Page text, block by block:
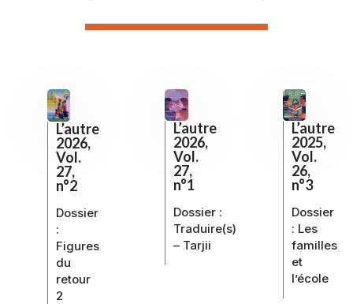
L’autre
2026,
Vol.
27,
n°2
Dossier
:
Figures
du
retour
2
L’autre
2026,
Vol.
27,
n°1
Dossier :
Traduire(s)
– Tarjii
L’autre
2025,
Vol.
26,
n°3
Dossier
: Les
familles
et
l’école